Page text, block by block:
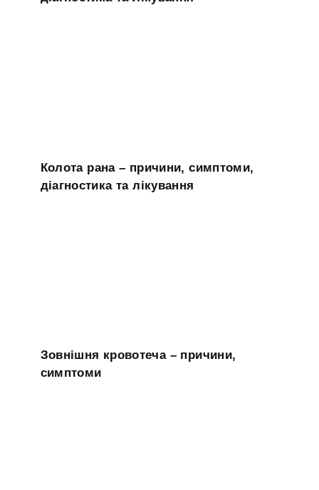
Колота рана – причини, симптоми,
діагностика та лікування
Зовнішня кровотеча – причини,
симптоми